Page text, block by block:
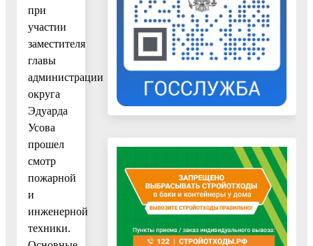
при
участии
заместителя
главы
администрации
округа
Эдуарда
Усова
прошел
смотр
пожарной
и
инженерной
техники.